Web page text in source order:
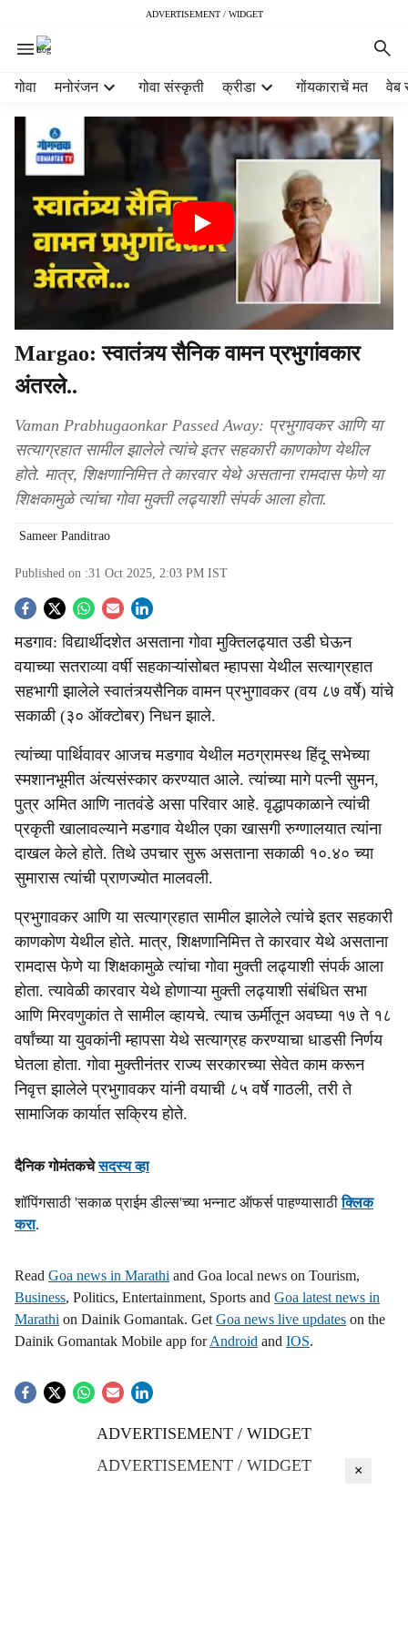
ADVERTISEMENT / WIDGET
गोवा मनोरंजन गोवा संस्कृती क्रीडा गोंयकाराचें मत वेब
Margao: स्वातंत्र्य सैनिक वामन प्रभुगांवकार
अंतरले..
Vaman Prabhugaonkar Passed Away: प्रभुगावकर आणि या
सत्याग्रहात सामील झालेले त्यांचे इतर सहकारी काणकोण येथील
होते. मात्र, शिक्षणानिमित्त ते कारवार येथे असताना रामदास फेणे या
शिक्षकामुळे त्यांचा गोवा मुक्ती लढ्याशी संपर्क आला होता.
Sameer Panditrao
Published on :31 Oct 2025, 2:03 PM IST
S
o
c
i
a
l
s
h
a
r
e
मडगाव: विद्यार्थीदशेत असताना गोवा मुक्तिलढ्यात उडी घेऊन
वयाच्या सतराव्या वर्षी सहकाऱ्यांसोबत म्हापसा येथील सत्याग्रहात
सहभागी झालेले स्वातंत्र्यसैनिक वामन प्रभुगावकर (वय ८७ वर्षे) यांचे
सकाळी (३० ऑक्टोबर) निधन झाले.
त्यांच्या पार्थिवावर आजच मडगाव येथील मठग्रामस्थ हिंदू सभेच्या
स्मशानभूमीत अंत्यसंस्कार करण्यात आले. त्यांच्या मागे पत्नी सुमन,
पुत्र अमित आणि नातवंडे असा परिवार आहे. वृद्धापकाळाने त्यांची
प्रकृती खालावल्याने मडगाव येथील एका खासगी रुग्णालयात त्यांना
दाखल केले होते. तिथे उपचार सुरू असताना सकाळी १०.४० च्या
सुमारास त्यांची प्राणज्योत मालवली.
प्रभुगावकर आणि या सत्याग्रहात सामील झालेले त्यांचे इतर सहकारी
काणकोण येथील होते. मात्र, शिक्षणानिमित्त ते कारवार येथे असताना
रामदास फेणे या शिक्षकामुळे त्यांचा गोवा मुक्ती लढ्याशी संपर्क आला
होता. त्यावेळी कारवार येथे होणाऱ्या मुक्ती लढ्याशी संबंधित सभा
आणि मिरवणुकांत ते सामील व्हायचे. त्याच ऊर्मीतून अवघ्या १७ ते १८
वर्षांच्या या युवकांनी म्हापसा येथे सत्याग्रह करण्याचा धाडसी निर्णय
घेतला होता. गोवा मुक्तीनंतर राज्य सरकारच्या सेवेत काम करून
निवृत्त झालेले प्रभुगावकर यांनी वयाची ८५ वर्षे गाठली, तरी ते
सामाजिक कार्यात सक्रिय होते.
दैनिक गोमंतकचेसदस्य व्हा
शॉपिंगसाठी 'सकाळ प्राईम डील्स'च्या भन्नाट ऑफर्स पाहण्यासाठीक्लिक
करा.
Read Goa news in Marathi and Goa local news on Tourism,
Business, Politics, Entertainment, Sports and Goa latest news in
Marathi on Dainik Gomantak. Get Goa news live updates on the
Dainik Gomantak Mobile app forAndroid and IOS.
ADVERTISEMENT / WIDGET
ADVERTISEMENT / WIDGET
×